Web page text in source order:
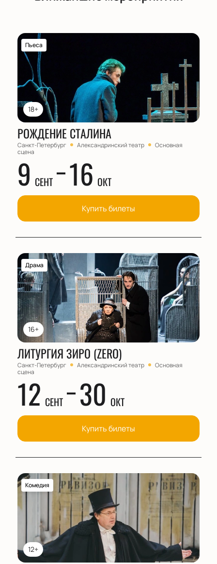
18+
Пьеса
РОЖДЕНИЕ СТАЛИНА
Санкт-Петербург Александринский театр
Основная
сцена
9 СЕНТ 16 ОКТ
Купить билеты
16+
Драма
ЛИТУРГИЯ ЗИРО (ZERO)
Санкт-Петербург Александринский театр
Основная
сцена
12 СЕНТ 30 ОКТ
Купить билеты
12+
Комедия